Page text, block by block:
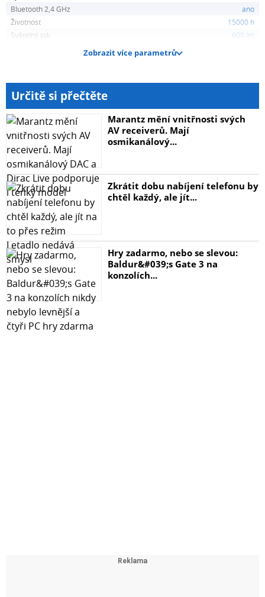
Bluetooth 2,4 GHz
ano
Životnost
15000 h
Světelný tok
600 lm
Zobrazit více parametrů
Určitě si přečtěte
Marantz mění vnitřnosti svých
AV receiverů. Mají
osmikanálový...
Zkrátit dobu nabíjení telefonu by
chtěl každý, ale jít...
Hry zadarmo, nebo se slevou:
Baldur&#039;s Gate 3 na
konzolích...